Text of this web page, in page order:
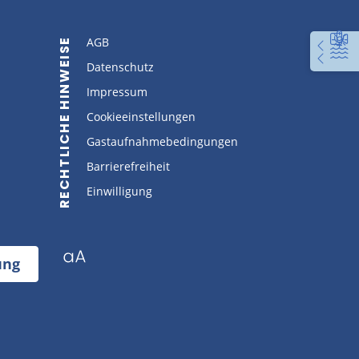
RECHTLICHE HINWEISE
AGB
Datenschutz
Impressum
Cookieeinstellungen
Gastaufnahmebedingungen
Barrierefreiheit
Einwilligung